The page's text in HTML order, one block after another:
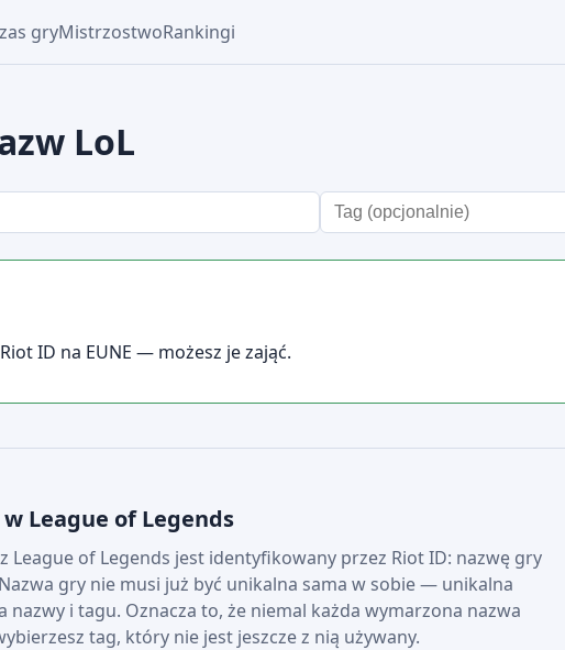
gryMistrzostwoRankingi
LoL
ID na EUNE — możesz je zająć.
League of Legends
League of Legends jest identyfikowany przez Riot ID: nazwę gry
gry nie musi już być unikalna sama w sobie — unikalna
nazwy i tagu. Oznacza to, że niemal każda wymarzona nazwa
tag, który nie jest jeszcze z nią używany.